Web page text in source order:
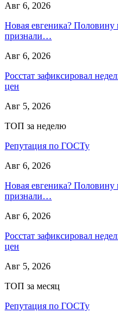
Авг 6, 2026
Новая евгеника? Половину
признали…
Авг 6, 2026
Росстат зафиксировал
цен
Авг 5, 2026
ТОП за неделю
Репутация по ГОСТу
Авг 6, 2026
Новая евгеника? Половину
признали…
Авг 6, 2026
Росстат зафиксировал
цен
Авг 5, 2026
ТОП за месяц
Репутация по ГОСТу